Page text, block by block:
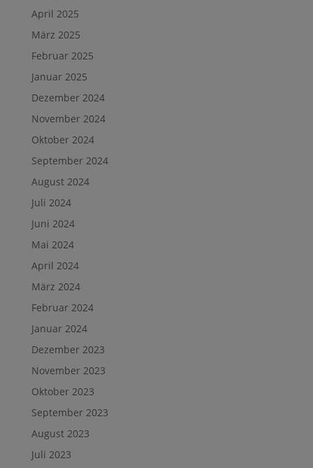
April 2025
März 2025
Februar 2025
Januar 2025
Dezember 2024
November 2024
Oktober 2024
September 2024
August 2024
Juli 2024
Juni 2024
Mai 2024
April 2024
März 2024
Februar 2024
Januar 2024
Dezember 2023
November 2023
Oktober 2023
September 2023
August 2023
Juli 2023